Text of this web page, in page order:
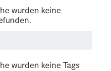
wurden keine
wurden keine Tags